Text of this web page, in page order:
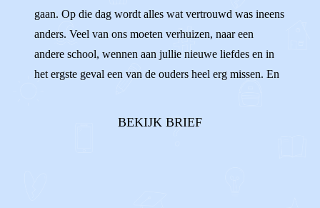
HOUDEN VAN RUZIE
gaan. Op die dag wordt alles wat vertrouwd was ineens
anders. Veel van ons moeten verhuizen, naar een
andere school, wennen aan jullie nieuwe liefdes en in
het ergste geval een van de ouders heel erg missen. En
BEKIJK BRIEF